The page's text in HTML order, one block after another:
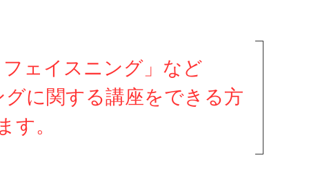
フェイスニング」など
に関する講座をできる方
す。